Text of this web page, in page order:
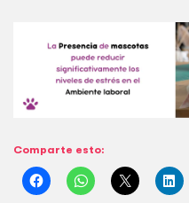
Comparte esto: